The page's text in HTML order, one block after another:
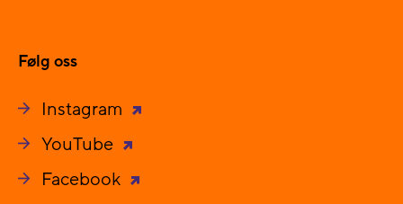
Følg oss
Instagram
YouTube
Facebook